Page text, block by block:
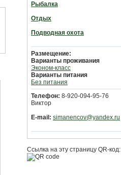
Рыбалка
Отдых
Подводная охота
Размещение:
Варианты проживания
Эконом-класс
Варианты питания
Без питания
Телефон: 8-920-094-95-76
Виктор
E-mail: simanencov@yandex.ru
Ссылка на эту страницу QR-код: